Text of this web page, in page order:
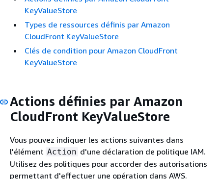
KeyValueStore
Types de ressources définis par Amazon
CloudFront KeyValueStore
Clés de condition pour Amazon CloudFront
KeyValueStore
Actions définies par Amazon
CloudFront KeyValueStore
Vous pouvez indiquer les actions suivantes dans
l'élément Action d'une déclaration de politique IAM.
Utilisez des politiques pour accorder des autorisations
permettant d'effectuer une opération dans AWS.